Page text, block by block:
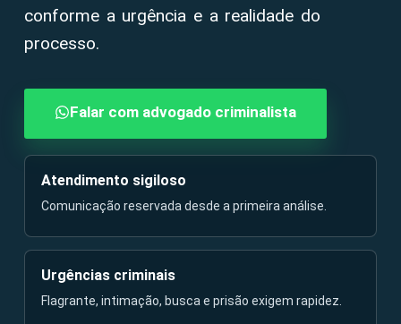
conforme a urgência e a realidade do
processo.
Falar com advogado criminalista
Atendimento sigiloso
Comunicação reservada desde a primeira análise.
Urgências criminais
Flagrante, intimação, busca e prisão exigem rapidez.